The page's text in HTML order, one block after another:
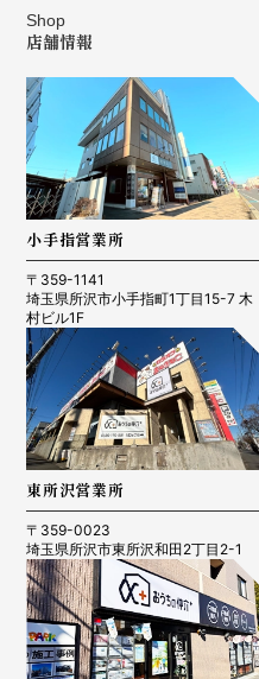
Shop
店舗情報
小手指営業所
〒359-1141
埼玉県所沢市小手指町1丁目15-7 木
村ビル1F
東所沢営業所
〒359-0023
埼玉県所沢市東所沢和田2丁目2-1